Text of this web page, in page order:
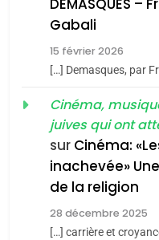
DEMASQUES –
Gabali
15 février 2026
[…] Demasques, par
Cinéma,
juives qui ont
sur Cinéma:
inachevée»
de la religion
28 décembre 2025
[…] carrière et
ISRAÉL